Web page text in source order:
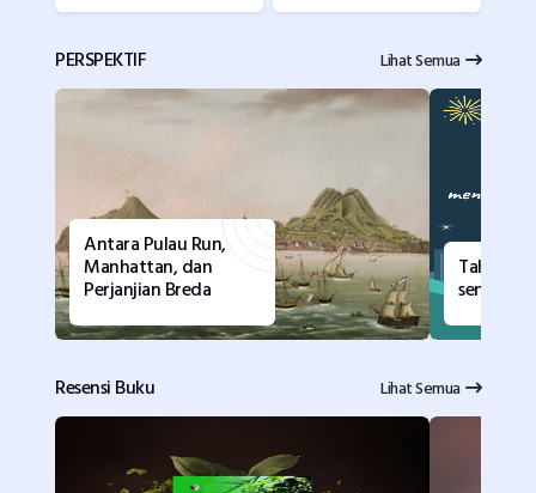
PERSPEKTIF Lihat Semua
Antara Pulau Run,
Manhattan, dan
Perjanjian Breda
Tahun
Resensi Buku Lihat Semua